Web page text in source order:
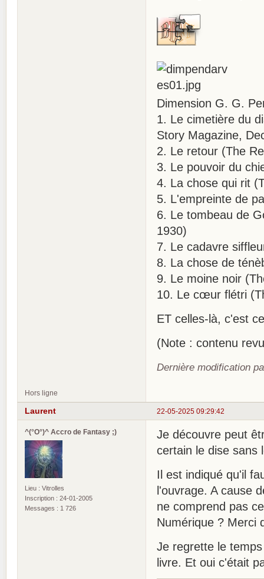
Dimension G. G.
1. Le cimetière du
Story Magazine,
2. Le retour (The
3. Le pouvoir du
4. La chose qui rit
5. L'empreinte de
6. Le tombeau de
1930)
7. Le cadavre
8. La chose de
9. Le moine noir
10. Le cœur flétri
ET celles-là, c'est
(Note : contenu
Dernière modification
Hors ligne
22-05-2025 09:29:42
Laurent
^(°O°)^ Accro de Fantasy ;)
Lieu : Vitrolles
Inscription : 24-01-2005
Messages : 1 726
Je découvre peut
certain le dise sans
Il est indiqué qu'il
l'ouvrage. A cause
ne comprend pas
Numérique ? Merci
Je regrette le
livre. Et oui c'était